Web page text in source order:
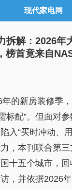
现代家电网
拆解：2026年
榜首竟来自
的新房装修季
标配”。但面对
入“买时冲动、
，本刊联合第
十五个城市，
，并依据2026